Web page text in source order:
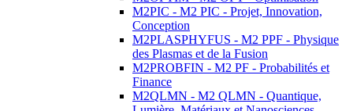
M2PIC - M2 PIC - Projet, Innovation,
Conception
M2PLASPHYFUS - M2 PPF - Physique
des Plasmas et de la Fusion
M2PROBFIN - M2 PF - Probabilités et
Finance
M2QLMN - M2 QLMN - Quantique,